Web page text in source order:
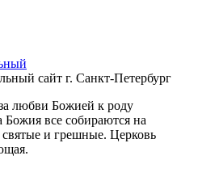
сайт г. Санкт-Петербург
любви Божией к роду
все собираются на
и грешные. Церковь